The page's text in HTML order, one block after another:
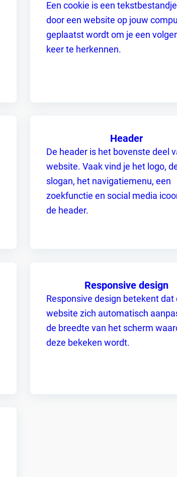
Een cookie is een
door een website op jouw
geplaatst wordt om je een
keer te herkennen.
Header
De header is het bovenste deel
website. Vaak vind je het logo,
slogan, het navigatiemenu, een
zoekfunctie en social media
de header.
Responsive design
Responsive design betekent dat
website zich automatisch
de breedte van het scherm
deze bekeken wordt.